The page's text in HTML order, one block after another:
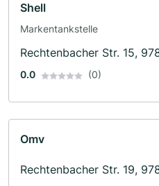
Shell
Markentankstelle
Rechtenbacher Str. 15,
0.0 (0)
Omv
Rechtenbacher Str. 19,